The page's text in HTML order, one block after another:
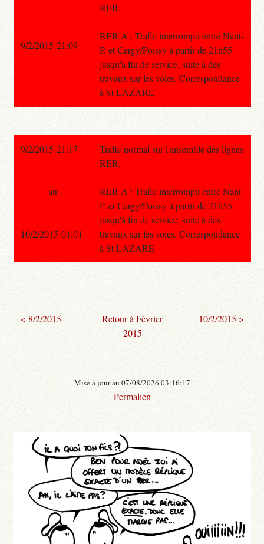
RER.
RER A : Trafic interrompu entre Nant-
P. et Cergy/Poissy à partir de 21h55
jusqu'à fin de service, suite à des
travaux sur les voies. Correspondance
à St LAZARE
9/2/2015 21:09
9/2/2015 21:17
Trafic normal sur l'ensemble des lignes
RER.
RER A : Trafic interrompu entre Nant-
P. et Cergy/Poissy à partir de 21h55
jusqu'à fin de service, suite à des
travaux sur les voies. Correspondance
à St LAZARE
au
10/2/2015 01:01
< 8/2/2015
Retour à Février
2015
10/2/2015 >
- Mise à jour au 07/08/2026 03:16:17 -
Permalien